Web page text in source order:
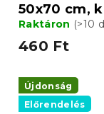
50x70 cm,
Raktáron (>10
460 Ft
Újdonság
Előrendelés